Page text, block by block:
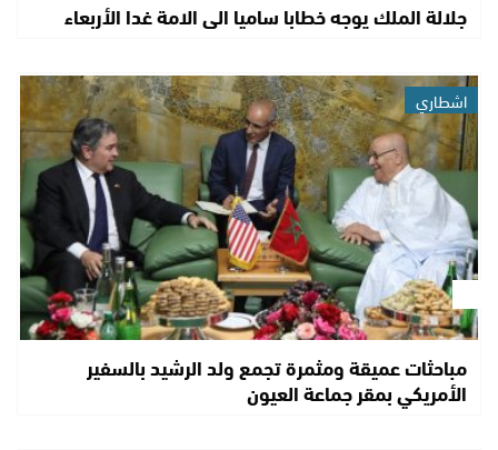
جلالة الملك يوجه خطابا ساميا الى الامة غدا الأربعاء
اشطاري
مباحثات عميقة ومثمرة تجمع ولد الرشيد بالسفير
الأمريكي بمقر جماعة العيون